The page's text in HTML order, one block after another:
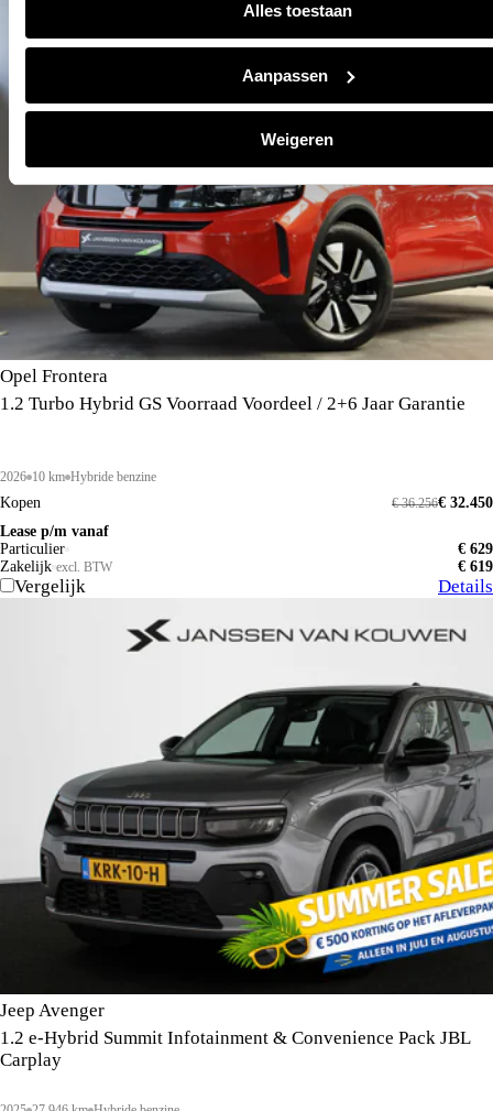
Alles toestaan
Aanpassen
Weigeren
Opel Frontera
1.2 Turbo Hybrid GS Voorraad Voordeel / 2+6 Jaar Garantie
2026 10 km Hybride benzine
Kopen € 32.450
€ 36.256
Lease p/m vanaf
Particulier
€ 629
Zakelijk excl. BTW € 619
Vergelijk Details
Jeep Avenger
1.2 e-Hybrid Summit Infotainment & Convenience Pack JBL
Carplay